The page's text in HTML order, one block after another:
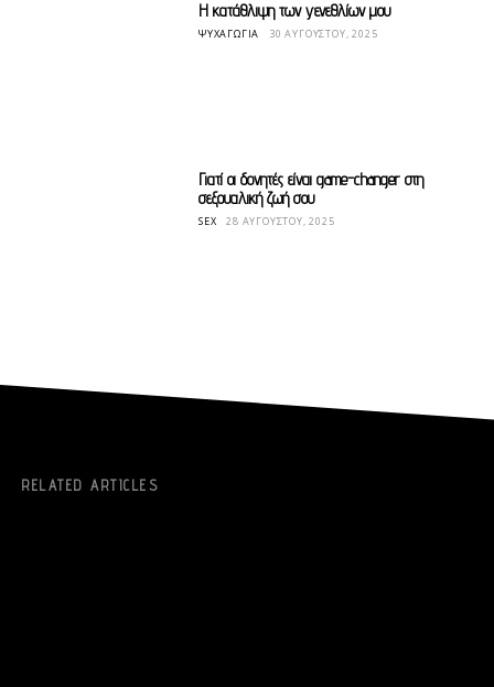
Η κατάθλιψη των γενεθλίων μου
ΨΥΧΑΓΩΓΊΑ 30 ΑΥΓΟΎΣΤΟΥ, 2025
Γιατί οι δονητές είναι game-changer στη
σεξουαλική ζωή σου
SEX 28 ΑΥΓΟΎΣΤΟΥ, 2025
RELATED ARTICLES